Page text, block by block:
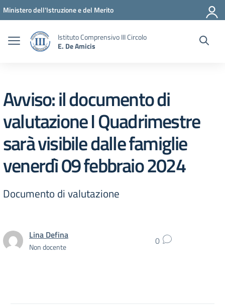
Vai ai contenuti
Vai al menu di navigazione
Vai al footer
Ministero dell'Istruzione e del Merito
Istituto Comprensivo III Circolo
E. De Amicis
Avviso: il documento di
valutazione I Quadrimestre
sarà visibile dalle famiglie
venerdì 09 febbraio 2024
Documento di valutazione
Lina Defina
Non docente 0